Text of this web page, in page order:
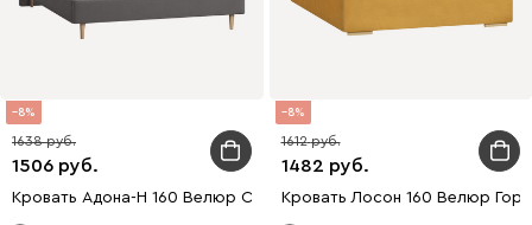
8
1506
1638
Кровать Адона-Н 160 Велюр Серый
8
1482
1612
Кровать Лосон 160 Велюр